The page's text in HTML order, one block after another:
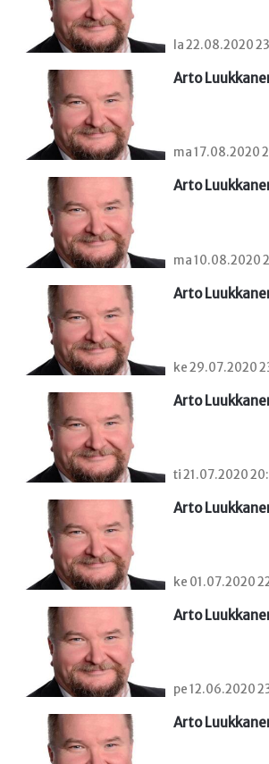
la 22.08.2020
Arto
ma 17.08.2020
Arto
ma 10.08.2020
Arto
ke 29.07.2020
Arto
ti 21.07.2020
Arto
ke 01.07.2020
Arto
pe 12.06.2020
Arto